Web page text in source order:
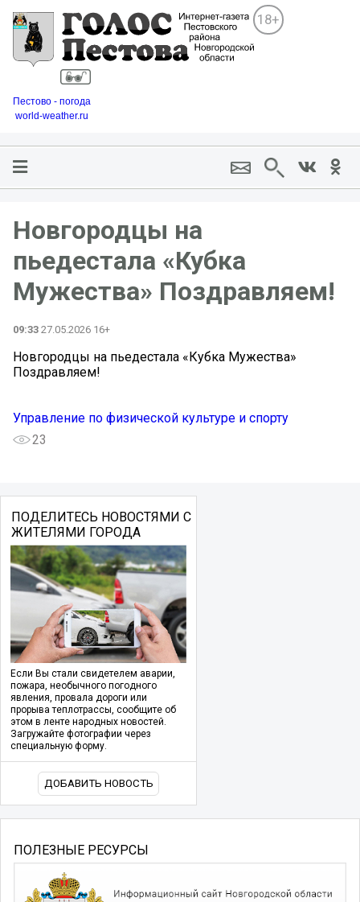
18+
Пестово - погода
world-weather.ru
Новгородцы на
пьедестала «Кубка
Мужества» Поздравляем!
09:33 27.05.2026 16+
Новгородцы на пьедестала «Кубка Мужества»
Поздравляем!
Управление по физической культуре и спорту
23
ПОДЕЛИТЕСЬ НОВОСТЯМИ С
ЖИТЕЛЯМИ ГОРОДА
Если Вы стали свидетелем аварии,
пожара, необычного погодного
явления, провала дороги или
прорыва теплотрассы, сообщите об
этом в ленте народных новостей.
Загружайте фотографии через
специальную форму.
ДОБАВИТЬ НОВОСТЬ
ПОЛЕЗНЫЕ РЕСУРСЫ